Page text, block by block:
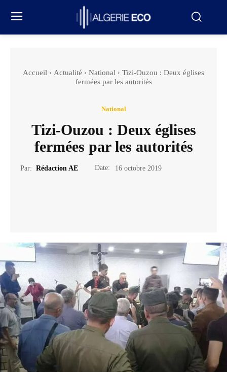
Accueil Actualité National
Tizi-Ouzou : Deux églises
fermées par les autorités
National
Tizi-Ouzou : Deux églises
fermées par les autorités
Par: Rédaction AE Date: 16 octobre 2019